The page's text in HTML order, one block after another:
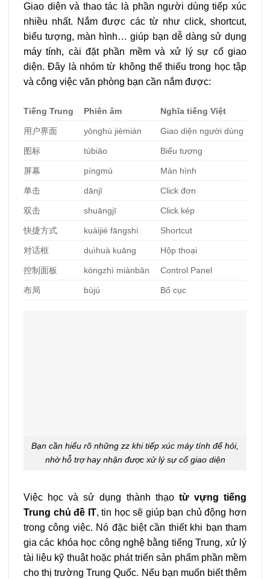
Giao diện và thao tác là phần người dùng tiếp xúc
nhiều nhất. Nắm được các từ như click, shortcut,
biểu tượng, màn hình… giúp bạn dễ dàng sử dụng
máy tính, cài đặt phần mềm và xử lý sự cố giao
diện. Đây là nhóm từ không thể thiếu trong học tập
và công việc văn phòng bạn cần nắm được:
Tiếng Trung Phiên âm Nghĩa tiếng Việt
用 户界面 yònghù jièmiàn Giao diện người dùng
图标 túbiāo Biểu tượng
屏幕 píngmù Màn hình
单击 dānjī Click đơn
双击 shuāngjī Click kép
快捷方式 kuàijié fāngshì Shortcut
对话框 duìhuà kuāng Hộp thoại
控制面板 kòngzhì miànbǎn Control Panel
布局 bùjú Bố cục
Bạn cần hiểu rõ những zz khi tiếp xúc máy tính để hỏi,
nhờ hỗ trợ hay nhận được xử lý sự cố giao diện
Việc học và sử dụng thành thạo từ vựng tiếng
Trung chủ đề IT, tin học sẽ giúp bạn chủ động hơn
trong công việc. Nó đặc biệt cần thiết khi bạn tham
gia các khóa học công nghệ bằng tiếng Trung, xử lý
tài liệu kỹ thuật hoặc phát triển sản phẩm phần mềm
cho thị trường Trung Quốc. Nếu bạn muốn biết thêm